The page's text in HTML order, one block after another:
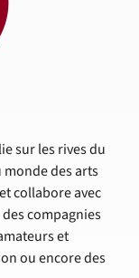
sur les rives du
des arts
collabore avec
compagnies
et
ou encore des